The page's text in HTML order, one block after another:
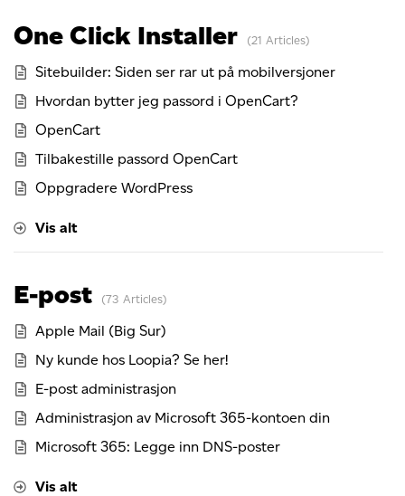
One Click Installer 21 Articles
Sitebuilder: Siden ser rar ut på mobilversjoner
Hvordan bytter jeg passord i OpenCart?
OpenCart
Tilbakestille passord OpenCart
Oppgradere WordPress
Vis alt
E-post 73 Articles
Apple Mail (Big Sur)
Ny kunde hos Loopia? Se her!
E-post administrasjon
Administrasjon av Microsoft 365-kontoen din
Microsoft 365: Legge inn DNS-poster
Vis alt